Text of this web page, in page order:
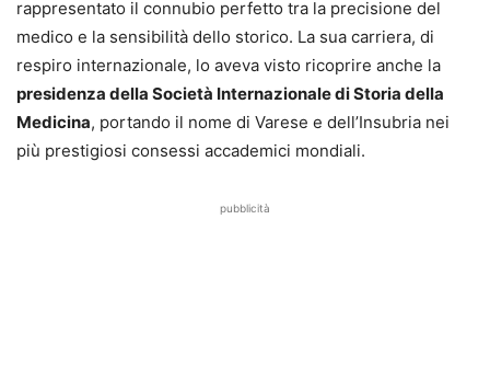
rappresentato il connubio perfetto tra la precisione del
medico e la sensibilità dello storico. La sua carriera, di
respiro internazionale, lo aveva visto ricoprire anche la
presidenza della Società Internazionale di Storia della
Medicina, portando il nome di Varese e dell’Insubria nei
più prestigiosi consessi accademici mondiali.
pubblicità